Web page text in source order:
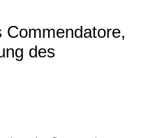
Commendatore,
des